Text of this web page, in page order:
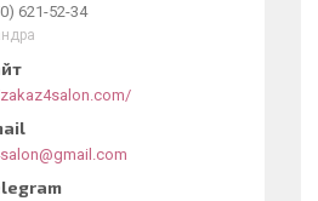
621-52-34